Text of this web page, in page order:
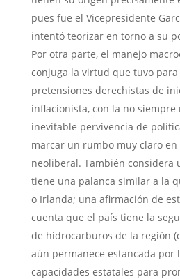
pues fue el Vicepresidente
intentó teorizar en torno a su
Por otra parte, el manejo
conjuga la virtud que tuvo
pretensiones derechistas de
inflacionista, con la no siempre
inevitable pervivencia de
marcar un rumbo muy claro
neoliberal. También considera
tiene una palanca similar a la
o Irlanda; una afirmación de
cuenta que el país tiene la
de hidrocarburos de la región
aún permanece estancada por
capacidades estatales para